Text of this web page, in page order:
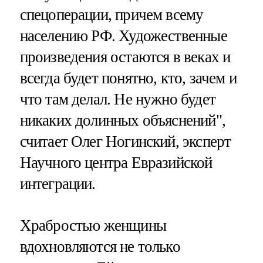
спецоперации, причем всему
населению РФ. Художественные
произведения остаются в веках и
всегда будет понятно, кто, зачем и
что там делал. Не нужно будет
никаких долинных объяснений",
считает Олег Ногинский, эксперт
Научного центра Евразийской
интеграции.
Храбростью женщины
вдохновляются не только